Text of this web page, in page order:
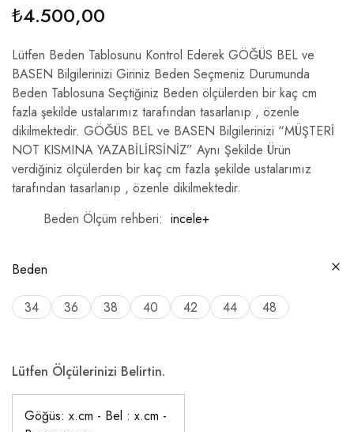
₺4.500,00
Lütfen Beden Tablosunu Kontrol Ederek GÖĞÜS BEL ve
BASEN Bilgilerinizi Giriniz Beden Seçmeniz Durumunda
Beden Tablosuna Seçtiğiniz Beden ölçülerden bir kaç cm
fazla şekilde ustalarımız tarafından tasarlanıp , özenle
dikilmektedir. GÖĞÜS BEL ve BASEN Bilgilerinizi “MÜŞTERİ
NOT KISMINA YAZABİLİRSİNİZ” Aynı Şekilde Ürün
verdiğiniz ölçülerden bir kaç cm fazla şekilde ustalarımız
tarafından tasarlanıp , özenle dikilmektedir.
Beden Ölçüm rehberi
incele+
Beden
34 36 38 40 42 44 48
Lütfen Ölçülerinizi Belirtin.